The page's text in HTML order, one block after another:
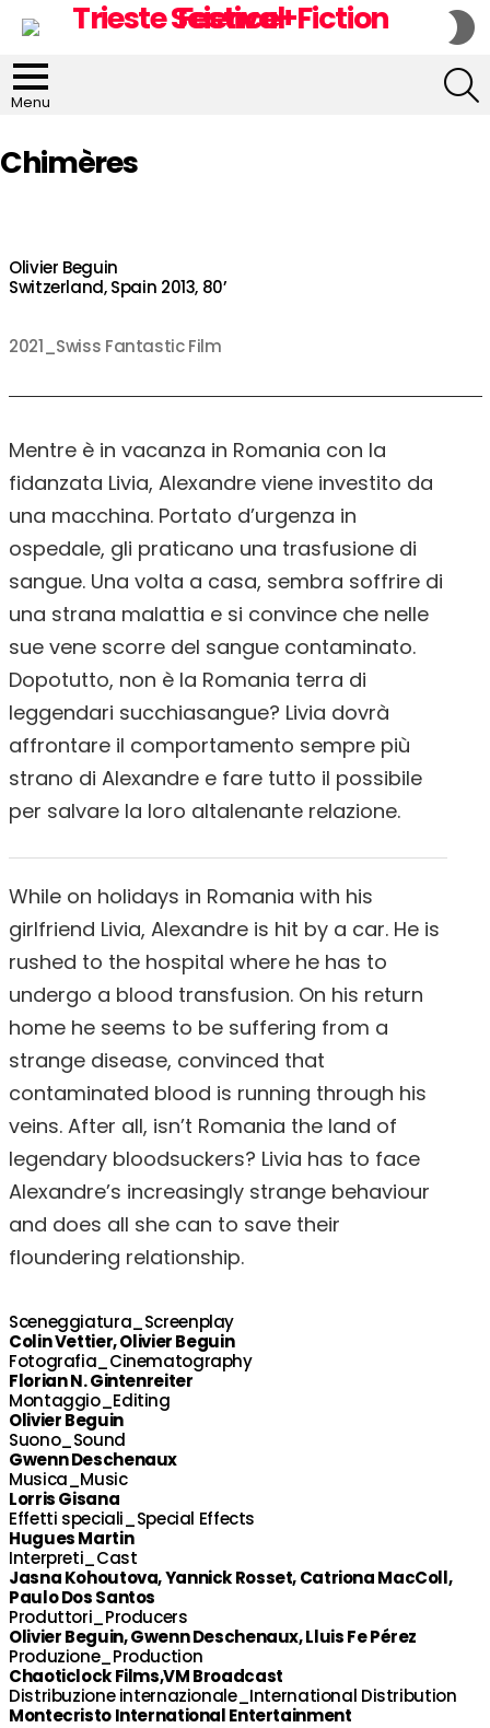
Menu
Chimères
Olivier Beguin
Switzerland, Spain 2013, 80’
2021_Swiss Fantastic Film
Mentre è in vacanza in Romania con la
fidanzata Livia, Alexandre viene investito da
una macchina. Portato d’urgenza in
ospedale, gli praticano una trasfusione di
sangue. Una volta a casa, sembra soffrire di
una strana malattia e si convince che nelle
sue vene scorre del sangue contaminato.
Dopotutto, non è la Romania terra di
leggendari succhiasangue? Livia dovrà
affrontare il comportamento sempre più
strano di Alexandre e fare tutto il possibile
per salvare la loro altalenante relazione.
While on holidays in Romania with his
girlfriend Livia, Alexandre is hit by a car. He is
rushed to the hospital where he has to
undergo a blood transfusion. On his return
home he seems to be suffering from a
strange disease, convinced that
contaminated blood is running through his
veins. After all, isn’t Romania the land of
legendary bloodsuckers? Livia has to face
Alexandre’s increasingly strange behaviour
and does all she can to save their
floundering relationship.
Sceneggiatura_Screenplay
Colin Vettier, Olivier Beguin
Fotografia_Cinematography
Florian N. Gintenreiter
Montaggio_Editing
Olivier Beguin
Suono_Sound
Gwenn Deschenaux
Musica_Music
Lorris Gisana
Effetti speciali_Special Effects
Hugues Martin
Interpreti_Cast
Jasna Kohoutova, Yannick Rosset, Catriona MacColl,
Paulo Dos Santos
Produttori_Producers
Olivier Beguin, Gwenn Deschenaux, Lluis Fe Pérez
Produzione_Production
Chaoticlock Films,VM Broadcast
Distribuzione internazionale_International Distribution
Montecristo International Entertainment